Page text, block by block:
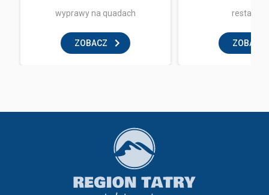
wyprawy na quadach
ZOBACZ ZOBACZ